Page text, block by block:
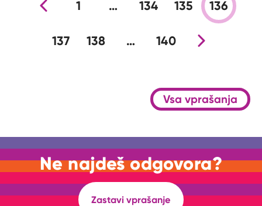
Prejšnja stran
1 … 134 135 136
137 138 … 140Nova stran
Vsa vprašanja
Ne najdeš odgovora?
Zastavi vprašanje